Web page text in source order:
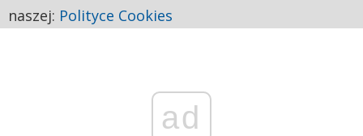
ad
naszej: Polityce Cookies